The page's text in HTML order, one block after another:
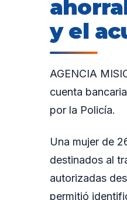
y el
AGENCIA
cuenta
por la Policía.
Una mujer de
destinados al
autorizadas
permitió